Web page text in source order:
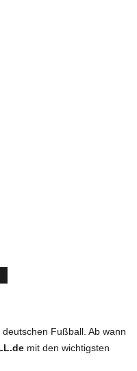
Fußball. Ab wann
mit den wichtigsten